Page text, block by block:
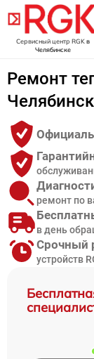
Сервисный центр RGKв
Челябинске
Ремонт
ремонт по
в день
Срочный
устройств